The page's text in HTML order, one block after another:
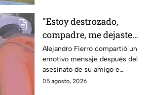
"Estoy destrozado,
compadre, me dejaste":
Así reaccionó
Alejandro Fierro al
asesinato del
influencer César
Alejandro Fierro compartió un
emotivo mensaje después del
asesinato de su amigo e
influencer César Gastélum;
05 agosto, 2026